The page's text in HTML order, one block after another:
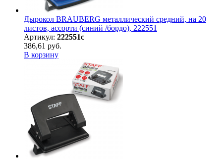
Дырокол BRAUBERG металлический средний, на 20
листов, ассорти (синий /бордо), 222551
Артикул: 222551с
386,61 руб.
В корзину